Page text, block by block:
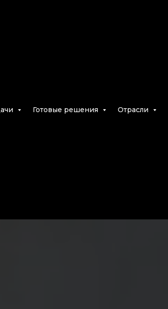
Готовые решения Отрасли